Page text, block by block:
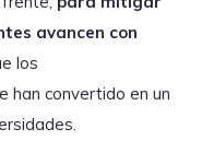
avancen con
los
han convertido en un